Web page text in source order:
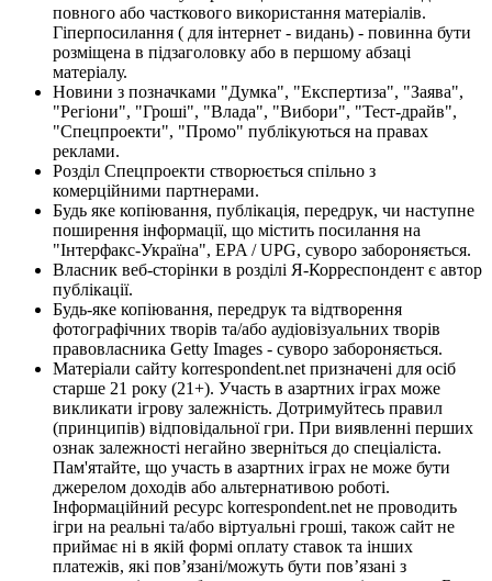
повного або часткового використання матеріалів.
Гіперпосилання ( для інтернет - видань) - повинна бути
розміщена в підзаголовку або в першому абзаці
матеріалу.
Новини з позначками "Думка", "Експертиза", "Заява",
"Регіони", "Гроші", "Влада", "Вибори", "Тест-драйв",
"Спецпроекти", "Промо" публікуються на правах
реклами.
Розділ Спецпроекти створюється спільно з
комерційними партнерами.
Будь яке копіювання, публікація, передрук, чи наступне
поширення інформації, що містить посилання на
"Інтерфакс-Україна", EPA / UPG, суворо забороняється.
Власник веб-сторінки в розділі Я-Корреспондент є автор
публікації.
Будь-яке копіювання, передрук та відтворення
фотографічних творів та/або аудіовізуальних творів
правовласника Getty Images - суворо забороняється.
Матеріали сайту korrespondent.net призначені для осіб
старше 21 року (21+). Участь в азартних іграх може
викликати ігрову залежність. Дотримуйтесь правил
(принципів) відповідальної гри. При виявленні перших
ознак залежності негайно зверніться до спеціаліста.
Пам'ятайте, що участь в азартних іграх не може бути
джерелом доходів або альтернативою роботі.
Інформаційний ресурс korrespondent.net не проводить
ігри на реальні та/або віртуальні гроші, також сайт не
приймає ні в якій формі оплату ставок та інших
платежів, які пов’язані/можуть бути пов’язані з